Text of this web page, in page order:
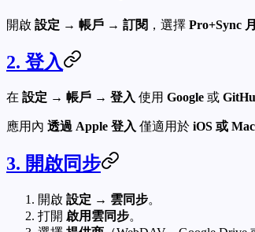
開啟 設定 → 帳戶 → 訂閱 ，選擇 Pro+Sync
2. 登入
在 設定 → 帳戶 → 登入 使用 Google 或
應用內 透過 Apple 登入 僅適用於 iOS 或
3. 開啟同步
開啟 設定 → 雲同步。
打開 啟用雲同步。